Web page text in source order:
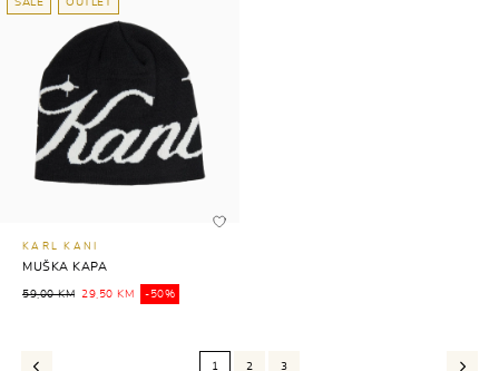
SALE OUTLET
KARL KANI
MUŠKA KAPA
59,00 KM 29,50 KM -50%
1 2 3